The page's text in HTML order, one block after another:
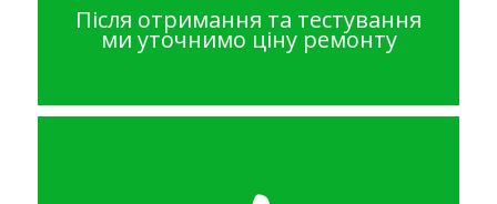
Після отримання та тестування
ми уточнимо ціну ремонту